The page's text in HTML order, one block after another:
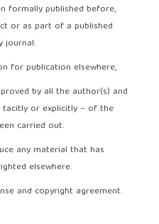
formally published before,
or as part of a published
journal.
for publication elsewhere,
by all the author(s) and
or explicitly – of the
carried out.
any material that has
elsewhere.
and copyright agreement.